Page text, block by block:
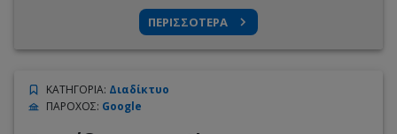
ΠΕΡΙΣΣΟΤΕΡΑ
ΚΑΤΗΓΟΡΙΑ: Διαδίκτυο
ΠΑΡΟΧΟΣ: Google